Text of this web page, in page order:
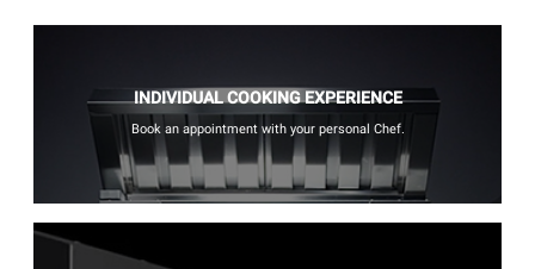
INDIVIDUAL COOKING EXPERIENCE
Book an appointment with your personal Chef.